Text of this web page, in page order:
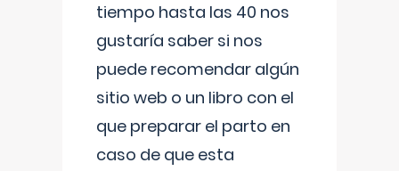
tiempo hasta las 40 nos
gustaría saber si nos
puede recomendar algún
sitio web o un libro con el
que preparar el parto en
caso de que esta